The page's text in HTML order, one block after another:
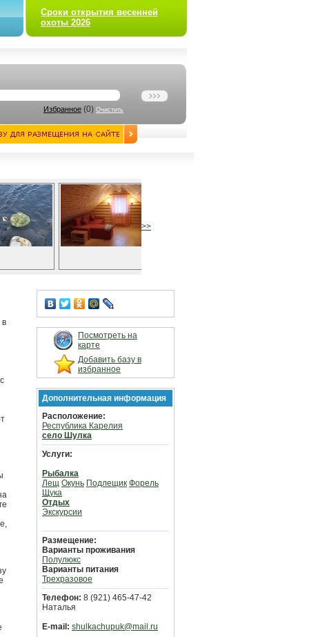
Сроки открытия весенней
охоты 2026
Избранное (0) Очистить
>>
в
Посмотреть на
карте
Добавить базу в
избранное
Дополнительная информация
Расположение:
Республика Карелия
село Шулка
Услуги:
Рыбалка
Лещ Окунь Подлещик Форель
Щука
Отдых
Экскурсии
Размещение:
Варианты проживания
Полулюкс
Варианты питания
Трехразовое
Телефон: 8 (921) 465-47-42
Наталья
E-mail: shulkachupuk@mail.ru